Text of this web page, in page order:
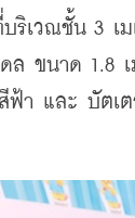
บริเวณชั้น 3
ดล ขนาด
ฟ้า และ บัตเ